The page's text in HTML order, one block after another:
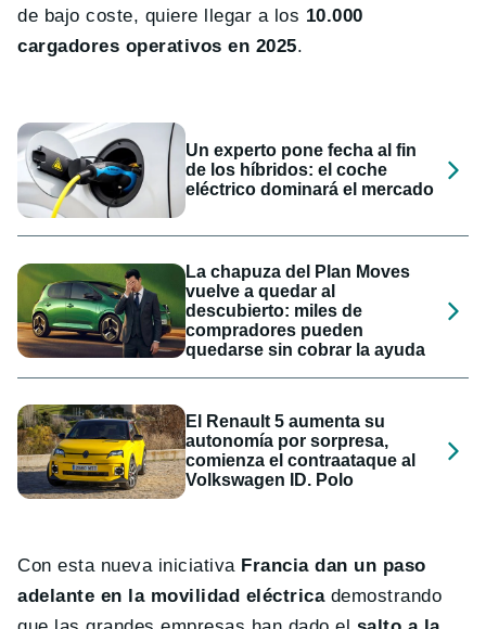
de bajo coste, quiere llegar a los 10.000
cargadores operativos en 2025.
Un experto pone fecha al fin
de los híbridos: el coche
eléctrico dominará el mercado
La chapuza del Plan Moves
vuelve a quedar al
descubierto: miles de
compradores pueden
quedarse sin cobrar la ayuda
El Renault 5 aumenta su
autonomía por sorpresa,
comienza el contraataque al
Volkswagen ID. Polo
Con esta nueva iniciativa Francia dan un paso
adelante en la movilidad eléctricademostrando